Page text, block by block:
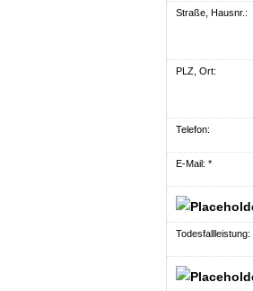
Straße, Hausnr.:
PLZ, Ort:
Telefon:
E-Mail: *
Todesfallleistung: